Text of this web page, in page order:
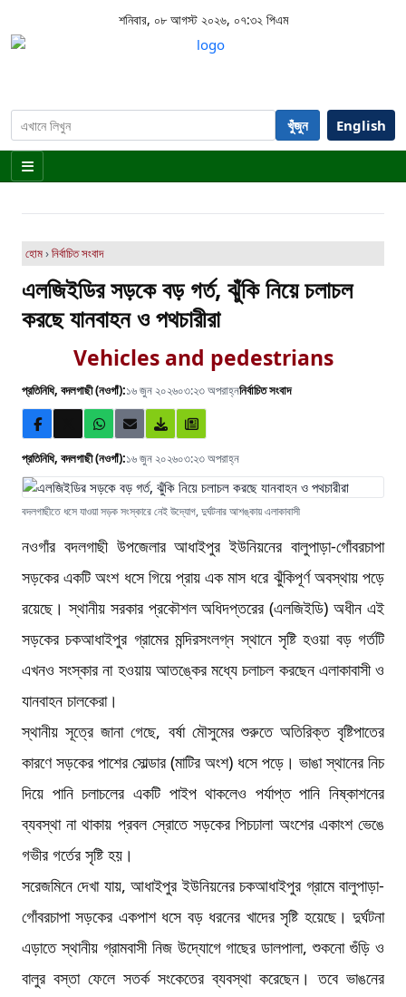
শনিবার, ০৮ আগস্ট ২০২৬, ০৭:৩২ পিএম
খুঁজুন English
হোম›নির্বাচিত সংবাদ
এলজিইডির সড়কে বড় গর্ত, ঝুঁকি নিয়ে চলাচল
করছে যানবাহন ও পথচারীরা
Vehicles and pedestrians
প্রতিনিধি, বদলগাছী (নওগাঁ):১৬ জুন ২০২৬০৩:২৩ অপরাহ্ননির্বাচিত সংবাদ
প্রতিনিধি, বদলগাছী (নওগাঁ):১৬ জুন ২০২৬০৩:২৩ অপরাহ্ন
বদলগাছীতে ধসে যাওয়া সড়ক সংস্কারে নেই উদ্যোগ, দুর্ঘটনার আশঙ্কায় এলাকাবাসী
নওগাঁর বদলগাছী উপজেলার আধাইপুর ইউনিয়নের বালুপাড়া-গোঁবরচাপা
সড়কের একটি অংশ ধসে গিয়ে প্রায় এক মাস ধরে ঝুঁকিপূর্ণ অবস্থায় পড়ে
রয়েছে। স্থানীয় সরকার প্রকৌশল অধিদপ্তরের (এলজিইডি) অধীন এই
সড়কের চকআধাইপুর গ্রামের মন্দিরসংলগ্ন স্থানে সৃষ্টি হওয়া বড় গর্তটি
এখনও সংস্কার না হওয়ায় আতঙ্কের মধ্যে চলাচল করছেন এলাকাবাসী ও
যানবাহন চালকেরা।
স্থানীয় সূত্রে জানা গেছে, বর্ষা মৌসুমের শুরুতে অতিরিক্ত বৃষ্টিপাতের
কারণে সড়কের পাশের সোল্ডার (মাটির অংশ) ধসে পড়ে। ভাঙা স্থানের নিচ
দিয়ে পানি চলাচলের একটি পাইপ থাকলেও পর্যাপ্ত পানি নিষ্কাশনের
ব্যবস্থা না থাকায় প্রবল স্রোতে সড়কের পিচঢালা অংশের একাংশ ভেঙে
গভীর গর্তের সৃষ্টি হয়।
সরেজমিনে দেখা যায়, আধাইপুর ইউনিয়নের চকআধাইপুর গ্রামে বালুপাড়া-
গোঁবরচাপা সড়কের একপাশ ধসে বড় ধরনের খাদের সৃষ্টি হয়েছে। দুর্ঘটনা
এড়াতে স্থানীয় গ্রামবাসী নিজ উদ্যোগে গাছের ডালপালা, শুকনো গুঁড়ি ও
বালুর বস্তা ফেলে সতর্ক সংকেতের ব্যবস্থা করেছেন। তবে ভাঙনের